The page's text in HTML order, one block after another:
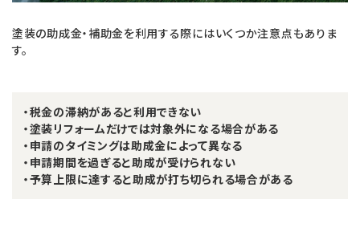
塗装の助成金・補助金を利用する際にはいくつか注意点もありま
す。
・税金の滞納があると利用できない
・塗装リフォームだけでは対象外になる場合がある
・申請のタイミングは助成金によって異なる
・申請期間を過ぎると助成が受けられない
・予算上限に達すると助成が打ち切られる場合がある